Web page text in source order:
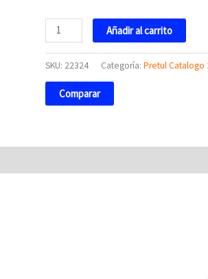
Pretul
cantidad
Añadir al carrito
SKU: 22324 Categoría: Pretul Catalogo
Comparar